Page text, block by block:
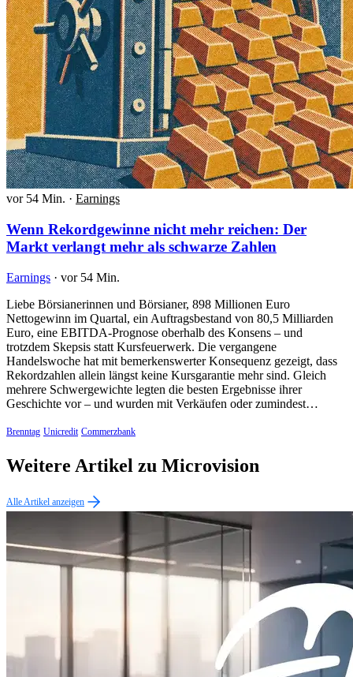
vor 54 Min. · Earnings
Wenn Rekordgewinne nicht mehr reichen: Der
Markt verlangt mehr als schwarze Zahlen
Earnings · vor 54 Min.
Liebe Börsianerinnen und Börsianer, 898 Millionen Euro
Nettogewinn im Quartal, ein Auftragsbestand von 80,5 Milliarden
Euro, eine EBITDA-Prognose oberhalb des Konsens – und
trotzdem Skepsis statt Kursfeuerwerk. Die vergangene
Handelswoche hat mit bemerkenswerter Konsequenz gezeigt, dass
Rekordzahlen allein längst keine Kursgarantie mehr sind. Gleich
mehrere Schwergewichte legten die besten Ergebnisse ihrer
Geschichte vor – und wurden mit Verkäufen oder zumindest…
Brenntag Unicredit Commerzbank
Weitere Artikel zu Microvision
Alle Artikel anzeigen